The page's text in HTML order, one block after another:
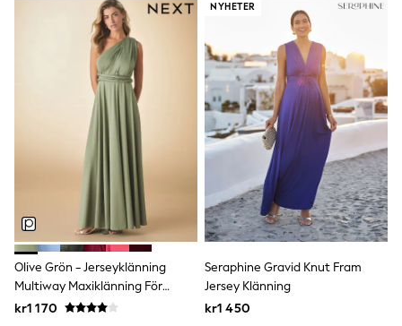
Baker by Ted Baker
Monsoon
Angel & Rocket
JoJo Maman Bébé
Occasionwear
Schoolwear
Partywear
Flower Girl
Swim
Bridesmaid
All Baby & Nursery
New in
Babygrows & Sleepsuits
Sets & Outfits
Rompersuits & Dungarees
Shop All
Dungarees
Disney
Peppa Pig
Olive Grön - Jerseyklänning
Multiway Maxiklänning För
Bröllopsgäster
kr1 170
NYHETER
Seraphine Gravid Knut Fram
Jersey Klänning
kr1 450